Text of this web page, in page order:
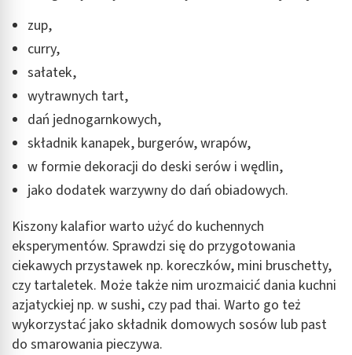
zup,
curry,
sałatek,
wytrawnych tart,
dań jednogarnkowych,
składnik kanapek, burgerów, wrapów,
w formie dekoracji do deski serów i wędlin,
jako dodatek warzywny do dań obiadowych.
Kiszony kalafior warto użyć do kuchennych
eksperymentów. Sprawdzi się do przygotowania
ciekawych przystawek np. koreczków, mini bruschetty,
czy tartaletek. Może także nim urozmaicić dania kuchni
azjatyckiej np. w sushi, czy pad thai. Warto go też
wykorzystać jako składnik domowych sosów lub past
do smarowania pieczywa.